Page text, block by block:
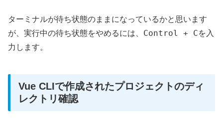
ターミナルが待ち状態のままになっているかと思います
が、実行中の待ち状態をやめるには、 Control + Cを入
力します。
Vue CLIで作成されたプロジェクトのディ
レクトリ確認